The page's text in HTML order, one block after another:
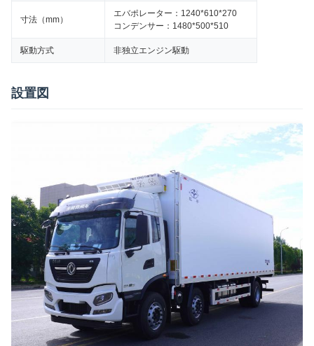
寸法（mm）
エバポレーター：1240*610*270
コンデンサー：1480*500*510
駆動方式 非独立エンジン駆動
設置図